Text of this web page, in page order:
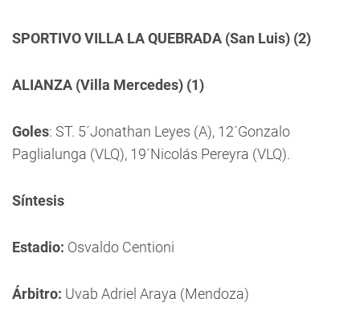
SPORTIVO VILLA LA QUEBRADA (San Luis) (2)
ALIANZA (Villa Mercedes) (1)
Goles: ST. 5´Jonathan Leyes (A), 12´Gonzalo
Paglialunga (VLQ), 19´Nicolás Pereyra (VLQ).
Síntesis
Estadio: Osvaldo Centioni
Árbitro: Uvab Adriel Araya (Mendoza)